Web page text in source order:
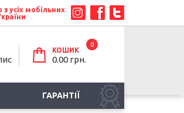
усіх мобільних
КОШИК
0
0.00 грн.
ГАРАНТІЇ